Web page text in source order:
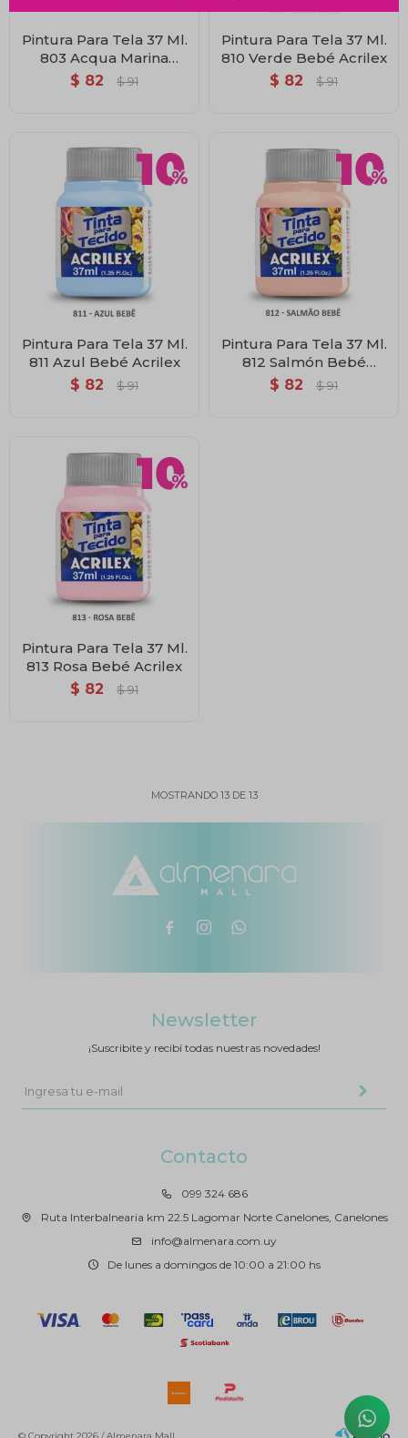
Pintura Para Tela 37 Ml.
803 Acqua Marina
Acrilex
$ 82 $ 91
Pintura Para Tela 37 Ml.
810 Verde Bebé Acrilex
$ 82 $ 91
Pintura Para Tela 37 Ml.
811 Azul Bebé Acrilex
$ 82 $ 91
Pintura Para Tela 37 Ml.
812 Salmón Bebé
Acrilex
$ 82 $ 91
Pintura Para Tela 37 Ml.
813 Rosa Bebé Acrilex
$ 82 $ 91
MOSTRANDO 13DE 13
  
Contacto
099 324 686
Ruta Interbalnearia km 22.5 Lagomar Norte Canelones, Canelones
info@almenara.com.uy
De lunes a domingos de 10:00 a 21:00 hs
Newsletter
¡Suscribite y recibí todas nuestras novedades!